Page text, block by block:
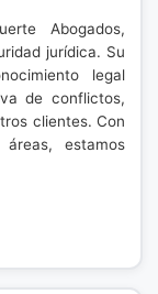
Abogados,
jurídica. Su
legal
de conflictos,
clientes. Con
estamos